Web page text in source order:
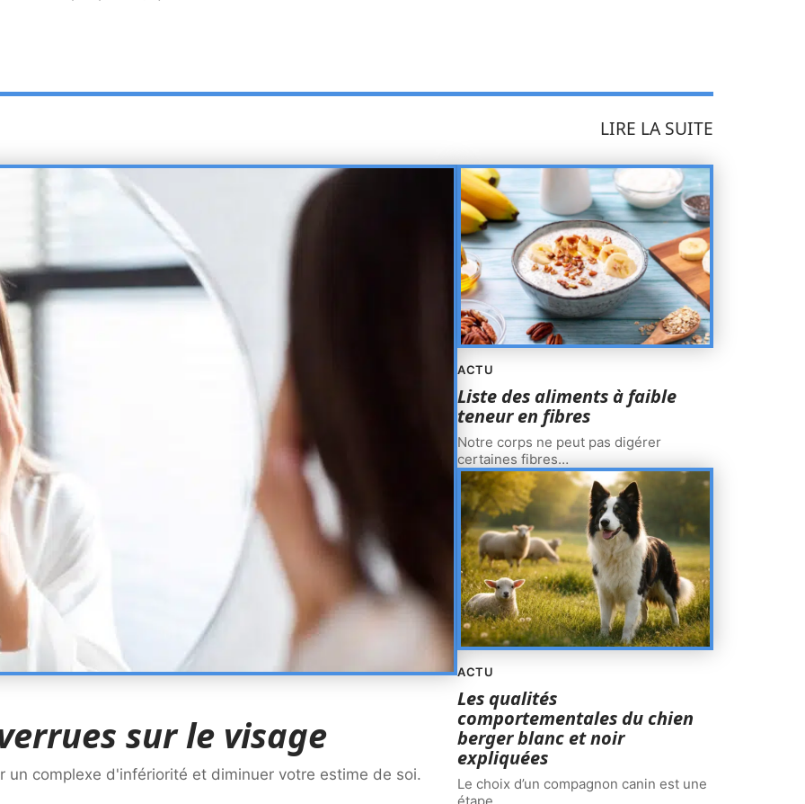
LIRE LA SUITE
sur le visage
un complexe d'infériorité et diminuer votre estime de soi.
ACTU
Liste des aliments à faible
teneur en fibres
Notre corps ne peut pas digérer
certaines fibres…
ACTU
Les qualités
comportementales du chien
berger blanc et noir
expliquées
Le choix d’un compagnon canin est une